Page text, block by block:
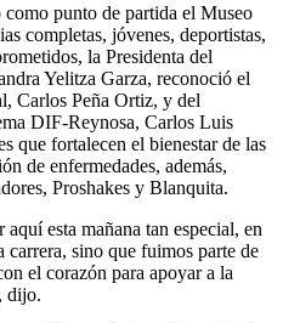
punto de partida el Museo
completas, jóvenes, deportistas,
la Presidenta del
Yelitza Garza, reconoció el
Carlos Peña Ortiz, y del
DIF-Reynosa, Carlos Luis
que fortalecen el bienestar de las
de enfermedades, además,
Proshakes y Blanquita.
esta mañana tan especial, en
sino que fuimos parte de
el corazón para apoyar a la
dijo.